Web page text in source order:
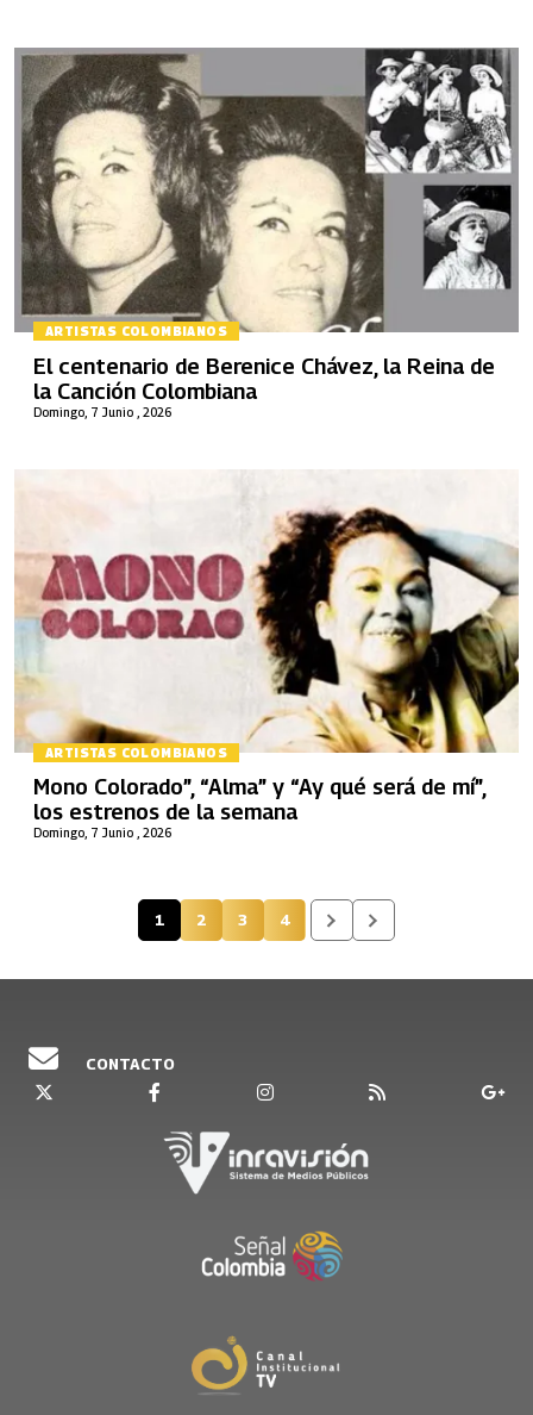
ARTISTAS COLOMBIANOS
Domingo, 7 Junio , 2026
El centenario de Berenice Chávez, la Reina de
la Canción Colombiana
ARTISTAS COLOMBIANOS
Domingo, 7 Junio , 2026
Mono Colorado”, “Alma” y “Ay qué será de mí”,
los estrenos de la semana
Página actual
1 Página
2 Página
3 Página
4
CONTACTO